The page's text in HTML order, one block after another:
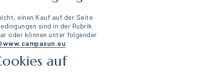
einen Kauf auf der Seite
sind in der Rubrik
oder können unter folgender
auf